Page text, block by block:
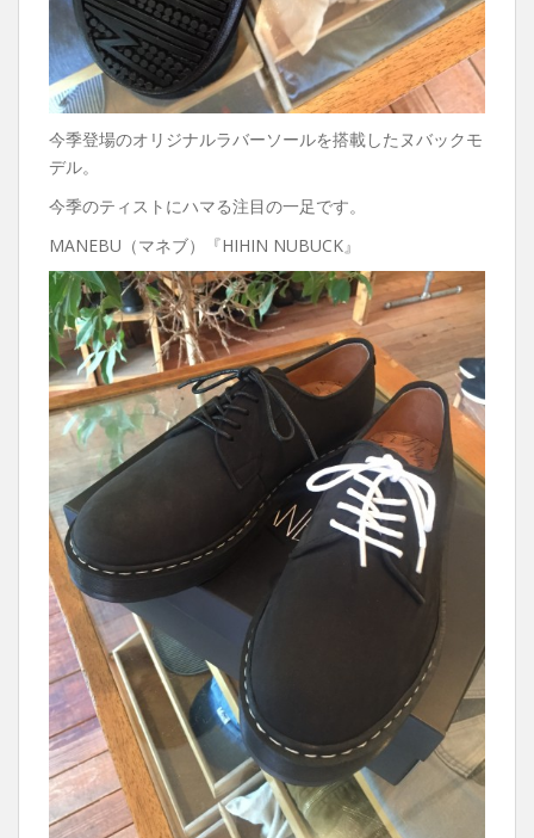
今季登場のオリジナルラバーソールを搭載したヌバックモ
デル。
今季のティストにハマる注目の一足です。
MANEBU（マネブ）『HIHIN NUBUCK』